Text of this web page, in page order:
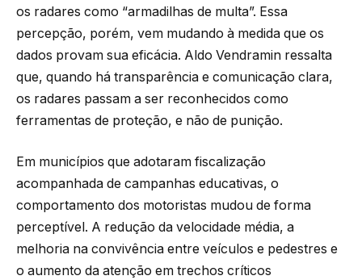
os radares como “armadilhas de multa”. Essa
percepção, porém, vem mudando à medida que os
dados provam sua eficácia. Aldo Vendramin ressalta
que, quando há transparência e comunicação clara,
os radares passam a ser reconhecidos como
ferramentas de proteção, e não de punição.
Em municípios que adotaram fiscalização
acompanhada de campanhas educativas, o
comportamento dos motoristas mudou de forma
perceptível. A redução da velocidade média, a
melhoria na convivência entre veículos e pedestres e
o aumento da atenção em trechos críticos